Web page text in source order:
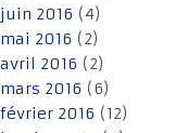
juin 2016 (4)
mai 2016 (2)
avril 2016 (2)
mars 2016 (6)
février 2016 (12)